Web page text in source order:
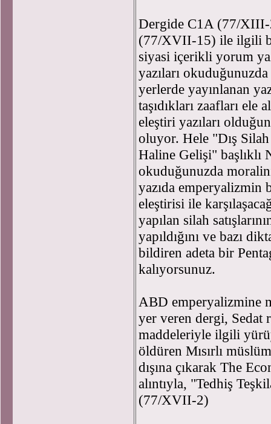
Dergide C1A (77/
(77/XVII-15) ile ilgili
siyasi içerikli yorum
yazıları
yerlerde yayınlanan
taşıdıkları zaafları
eleştiri yazıları
oluyor. Hele "Dış Silah
Haline Gelişi"
okuduğunuzda
yazıda emperyalizmin
eleştirisi ile
yapılan silah
yapıldığını ve bazı
bildiren adeta bir
kalıyorsunuz.
ABD emperyalizmine
yer veren dergi, Sedat
maddeleriyle ilgili
öldüren Mısırlı
dışına çıkarak The
alıntıyla, "Tedhiş
(77/XVII-2)